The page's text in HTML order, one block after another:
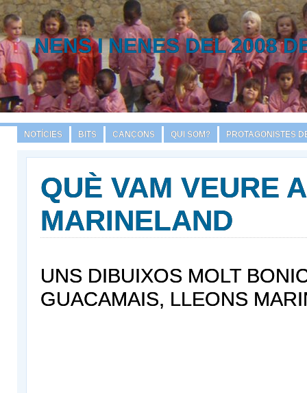
NENS I NENES DEL 2008
NOTÍCIES BITS CANÇONS QUI SOM? PROTAGONISTES
QUÈ VAM VEURE A
MARINELAND
UNS DIBUIXOS MOLT
GUACAMAIS, LLEONS